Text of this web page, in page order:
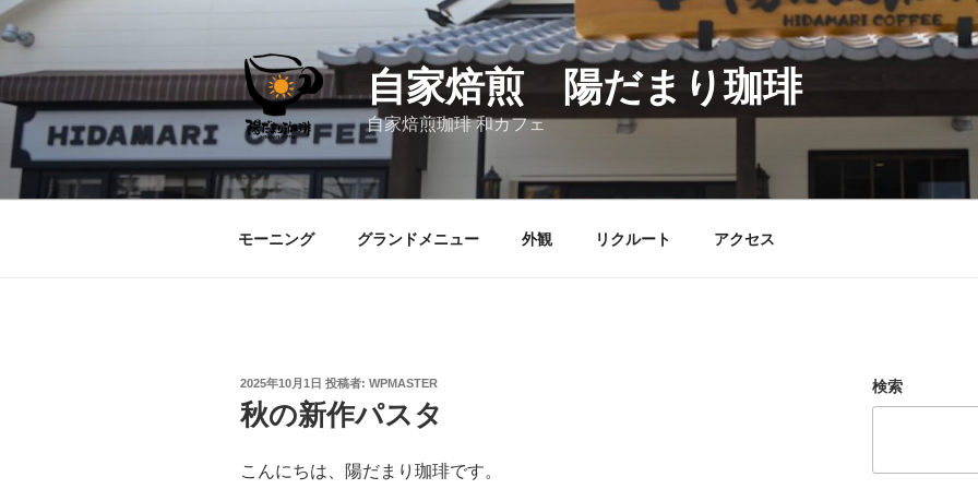
コ
ン
ツ
へ
ス
キ
自家焙煎 陽だまり珈琲
自家焙煎珈琲 和カフェ
モーニング グランドメニュー 外観 リクルート アクセス
投
稿
日:
2025年10月1日 投稿者: WPMASTER
秋の新作パスタ
こんにちは、陽だまり珈琲です。
検索